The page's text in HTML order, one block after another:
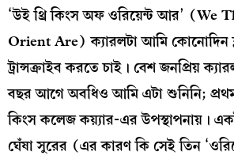
‘উই থ্রি কিংস অফ ওরিয়েন্ট আর’ (We
Orient Are) ক্যারলটা আমি কোনোদিন
ট্রান্সক্রাইব করতে চাই। বেশ জনপ্রিয়
বছর আগে অবধিও আমি এটা শুনিনি;
কিংস কলেজ কয়্যার-এর উপস্থাপনায়।
ঘেঁষা সুরের (এর কারণ কি সেই তিন